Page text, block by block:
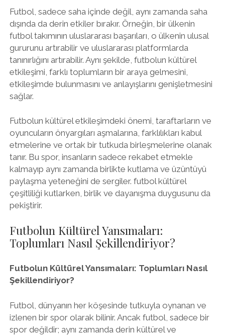
Futbol, sadece saha içinde değil, aynı zamanda saha
dışında da derin etkiler bırakır. Örneğin, bir ülkenin
futbol takımının uluslararası başarıları, o ülkenin ulusal
gururunu artırabilir ve uluslararası platformlarda
tanınırlığını artırabilir. Aynı şekilde, futbolun kültürel
etkileşimi, farklı toplumların bir araya gelmesini,
etkileşimde bulunmasını ve anlayışlarını genişletmesini
sağlar.
Futbolun kültürel etkileşimdeki önemi, taraftarların ve
oyuncuların önyargıları aşmalarına, farklılıkları kabul
etmelerine ve ortak bir tutkuda birleşmelerine olanak
tanır. Bu spor, insanların sadece rekabet etmekle
kalmayıp aynı zamanda birlikte kutlama ve üzüntüyü
paylaşma yeteneğini de sergiler. futbol kültürel
çeşitliliği kutlarken, birlik ve dayanışma duygusunu da
pekiştirir.
Futbolun Kültürel Yansımaları:
Toplumları Nasıl Şekillendiriyor?
Futbolun Kültürel Yansımaları: Toplumları Nasıl
Şekillendiriyor?
Futbol, dünyanın her köşesinde tutkuyla oynanan ve
izlenen bir spor olarak bilinir. Ancak futbol, sadece bir
spor değildir; aynı zamanda derin kültürel ve